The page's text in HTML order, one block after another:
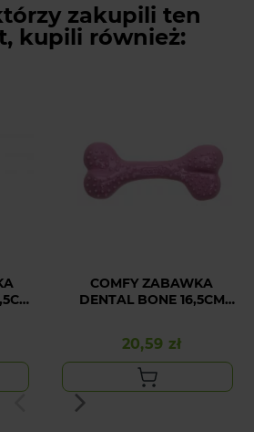
zakupili ten
kupili również:
COMFY ZABAWKA
DENTAL BONE 16,5CM
Cena
20,59 zł